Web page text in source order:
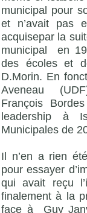
municipal pour
et n’avait pas
acquisepar la
municipal en
des écoles et
D.Morin. En
Aveneau
François
leadership à
Municipales de
Il n’en a rien
pour essayer
qui avait reçu
finalement à la
face à Guy